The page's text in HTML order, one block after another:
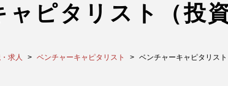
ャピタリスト（投
求人 ベンチャーキャピタリスト ベンチャーキャピタリス